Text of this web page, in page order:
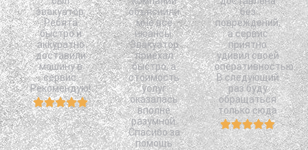
эвакуатор.
Ребята
быстро и
аккуратно
доставили
машину в
сервис.
Рекомендую!
объяснили
мне все
нюансы.
Эвакуатор
приехал
быстро, а
стоимость
услуг
оказалась
вполне
разумной.
Спасибо за
помощь
без
повреждений,
а сервис
приятно
удивил своей
оперативностью.
В следующий
раз буду
обращаться
только сюда